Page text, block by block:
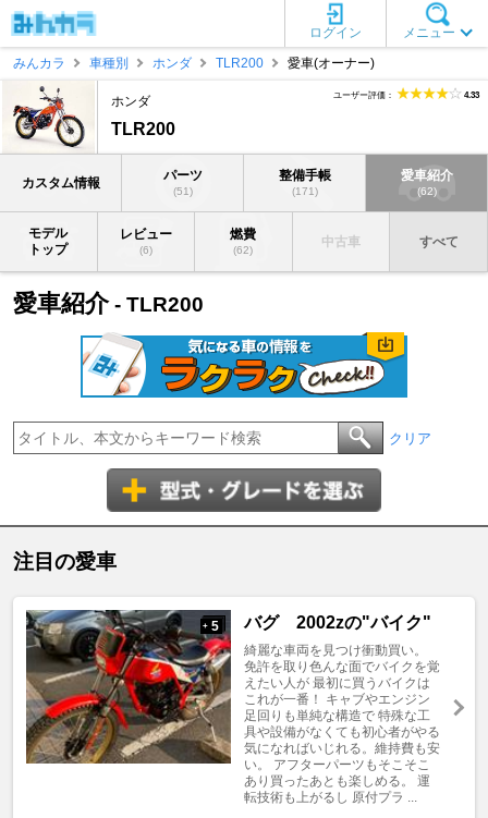
メニュー
ログイン
みんカラ
車種別 ホンダ TLR200 愛車(オーナー)
ホンダ
TLR200
ユーザー評価： 4.33
カスタム情報 パーツ
(51)
整備手帳
(171)
愛車紹介
(62)
モデル
トップ
レビュー
(6)
燃費
(62)
中古車 すべて
愛車紹介- TLR200
クリア
注目の愛車
+ 5 バグ 2002zの"バイク"
綺麗な車両を見つけ衝動買い。
免許を取り色んな面でバイクを覚
えたい人が 最初に買うバイクは
これが一番！ キャブやエンジン
足回りも単純な構造で 特殊な工
具や設備がなくても初心者がやる
気になればいじれる。維持費も安
い。 アフターパーツもそこそこ
あり買ったあとも楽しめる。 運
転技術も上がるし 原付プラ ...